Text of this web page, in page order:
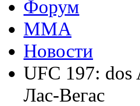
Форум
ММА
Новости
UFC 197: dos
Лас-Вегас